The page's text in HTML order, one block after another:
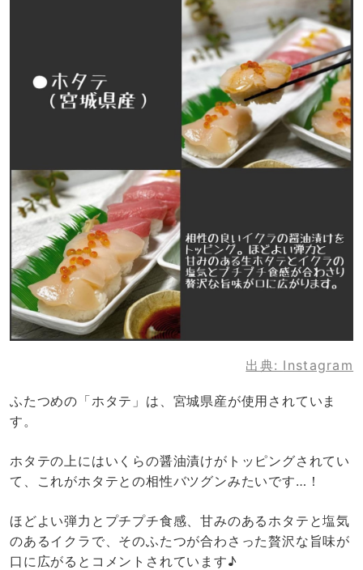
出典: Instagram
ふたつめの「ホタテ」は、宮城県産が使用されていま
す。
ホタテの上にはいくらの醤油漬けがトッピングされてい
て、これがホタテとの相性バツグンみたいです…！
ほどよい弾力とプチプチ食感、甘みのあるホタテと塩気
のあるイクラで、そのふたつが合わさった贅沢な旨味が
口に広がるとコメントされています♪